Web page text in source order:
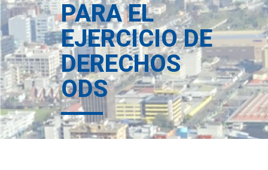
PARA EL
EJERCICIO DE
DERECHOS
ODS